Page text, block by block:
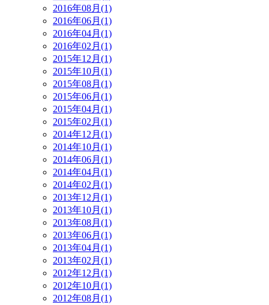
2016年08月(1)
2016年06月(1)
2016年04月(1)
2016年02月(1)
2015年12月(1)
2015年10月(1)
2015年08月(1)
2015年06月(1)
2015年04月(1)
2015年02月(1)
2014年12月(1)
2014年10月(1)
2014年06月(1)
2014年04月(1)
2014年02月(1)
2013年12月(1)
2013年10月(1)
2013年08月(1)
2013年06月(1)
2013年04月(1)
2013年02月(1)
2012年12月(1)
2012年10月(1)
2012年08月(1)